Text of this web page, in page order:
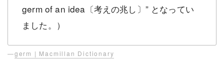
germ of an idea〔考えの兆し〕” となってい
ました。）
—germ | Macmillan Dictionary